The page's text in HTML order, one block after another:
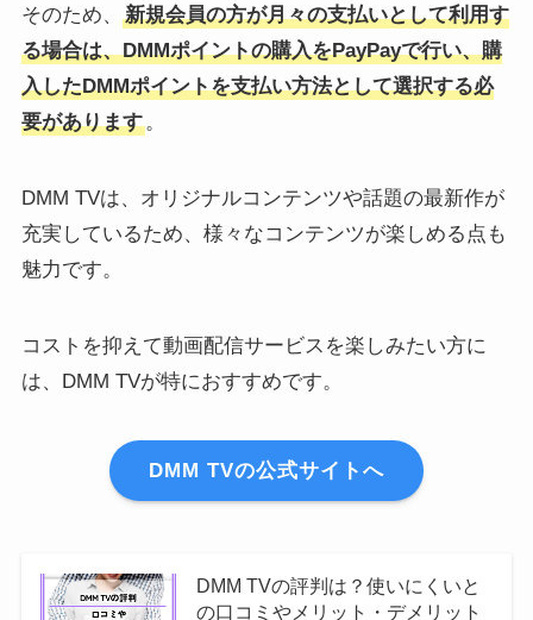
そのため、
新規会員の方が月々の支払いとして利用す
る場合は、DMMポイントの購入をPayPayで行い、購
入したDMMポイントを支払い方法として選択する必
要があります。
DMM TVは、オリジナルコンテンツや話題の最新作が
充実しているため、様々なコンテンツが楽しめる点も
魅力です。
コストを抑えて動画配信サービスを楽しみたい方に
は、DMM TVが特におすすめです。
DMM TVの公式サイトへ
DMM TVの評判は？使いにくいと
の口コミやメリット・デメリット